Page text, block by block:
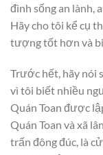
đình sống an lành,
Hãy cho tôi kể cụ
tượng tốt hơn và
Trước hết, hãy nói
vì tôi biết nhiều
Quán Toan được
Quán Toan và xã
trấn đông đúc, là